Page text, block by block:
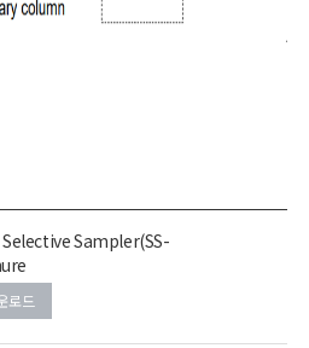
Sampler(SS-
로드